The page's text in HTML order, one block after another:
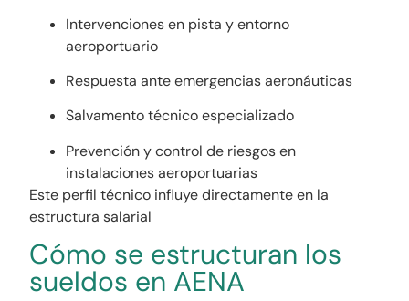
Intervenciones en pista y entorno
aeroportuario
Respuesta ante emergencias aeronáuticas
Salvamento técnico especializado
Prevención y control de riesgos en
instalaciones aeroportuarias
Este perfil técnico influye directamente en la
estructura salarial
Cómo se estructuran los
sueldos en AENA